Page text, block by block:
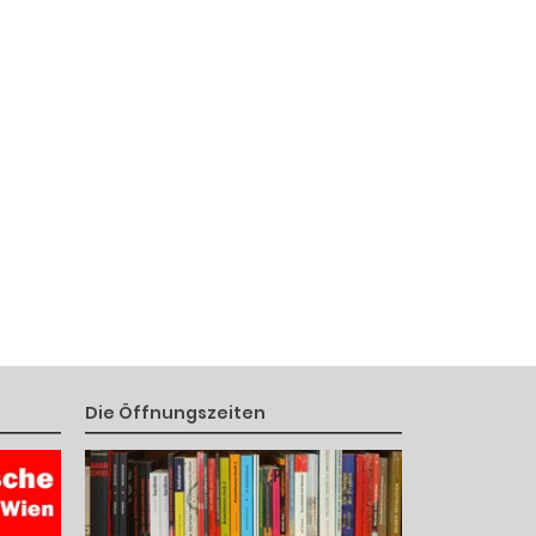
Die Öffnungszeiten